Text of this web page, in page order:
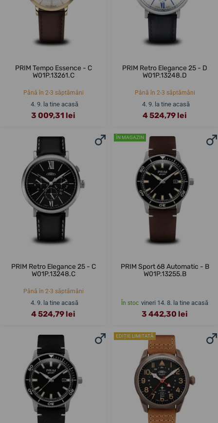
PRIM Tempo Essence - C
W01P.13261.C
Până în 2-3 săptămâni
4. 9. la tine acasă
3 009,31 lei
PRIM Retro Elegance 25 - D
W01P.13248.D
Până în 2-3 săptămâni
4. 9. la tine acasă
4 524,79 lei
PRIM Retro Elegance 25 - C
W01P.13248.C
Până în 2-3 săptămâni
4. 9. la tine acasă
4 524,79 lei
ÎN MAGAZIN
PRIM Sport 68 Automatic - B
W01P.13255.B
În stoc vineri 14. 8. la tine acasă
3 442,30 lei
EDIȚIE LIMITATĂ